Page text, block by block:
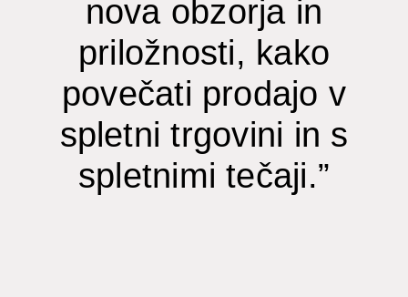
nova obzorja in
priložnosti, kako
povečati prodajo v
spletni trgovini in s
spletnimi tečaji.”